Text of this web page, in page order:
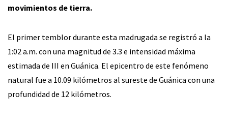
movimientos de tierra.
El primer temblor durante esta madrugada se registró a la
1:02 a.m. con una magnitud de 3.3 e intensidad máxima
estimada de III en Guánica. El epicentro de este fenómeno
natural fue a 10.09 kilómetros al sureste de Guánica con una
profundidad de 12 kilómetros.